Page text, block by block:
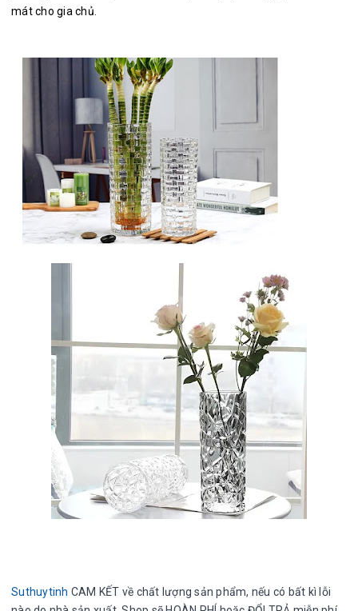
mát cho gia chủ.
Suthuytinh CAM KẾT về chất lượng sản phẩm, nếu có bất kì lỗi